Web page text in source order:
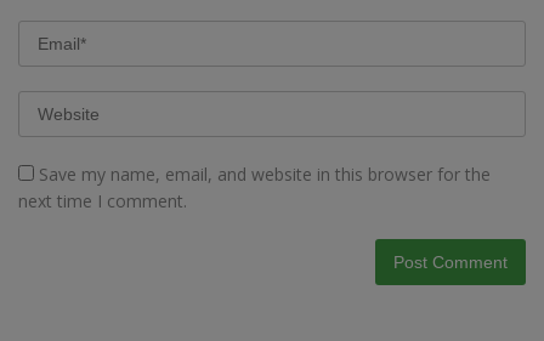
Save my name, email, and website in this browser for the
next time I comment.